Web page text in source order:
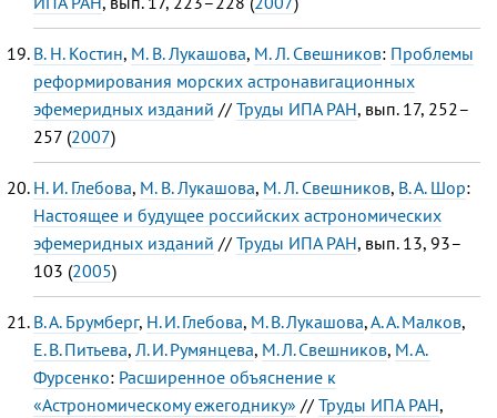
В. Н. Костин, М. В. Лукашова, М. Л. Свешников: Проблемы
реформирования морских астронавигационных
эфемеридных изданий // Труды ИПА РАН, вып. 17, 252–
257 (2007)
Н. И. Глебова, М. В. Лукашова, М. Л. Свешников, В. А. Шор:
Настоящее и будущее российских астрономических
эфемеридных изданий // Труды ИПА РАН, вып. 13, 93–
103 (2005)
В. А. Брумберг, Н. И. Глебова, М. В. Лукашова,А. А. Малков,
Е. В. Питьева, Л. И. Румянцева, М. Л. Свешников, М. А.
Фурсенко: Расширенное объяснение к
«Астрономическому ежегоднику» // Труды ИПА РАН,